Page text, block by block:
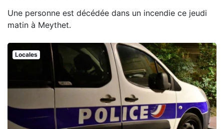
Une personne est décédée dans un incendie ce jeudi
matin à Meythet.
Locales